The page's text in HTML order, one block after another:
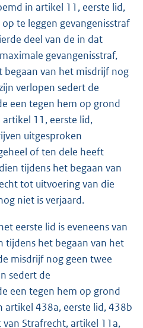
in artikel 11, eerste lid,
te leggen gevangenisstraf
deel van de in dat
gevangenisstraf,
begaan van het misdrijf nog
verlopen sedert de
een tegen hem op grond
11, eerste lid,
uitgesproken
of ten dele heeft
tijdens het begaan van
tot uitvoering van die
niet is verjaard.
eerste lid is eveneens van
tijdens het begaan van het
misdrijf nog geen twee
sedert de
een tegen hem op grond
artikel 438a, eerste lid, 438b
Strafrecht, artikel 11a,